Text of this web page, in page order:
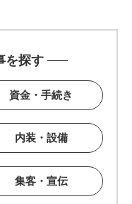
を探す
資金・手続き
内装・設備
集客・宣伝